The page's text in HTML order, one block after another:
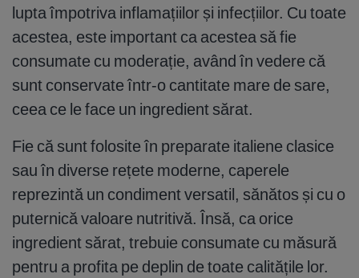
lupta împotriva inflamațiilor și infecțiilor. Cu toate
acestea, este important ca acestea să fie
consumate cu moderație, având în vedere că
sunt conservate într-o cantitate mare de sare,
ceea ce le face un ingredient sărat.
Fie că sunt folosite în preparate italiene clasice
sau în diverse rețete moderne, caperele
reprezintă un condiment versatil, sănătos și cu o
puternică valoare nutritivă. Însă, ca orice
ingredient sărat, trebuie consumate cu măsură
pentru a profita pe deplin de toate calitățile lor.